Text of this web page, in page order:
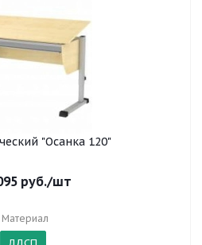
"Осанка 120"
руб./шт
Материал